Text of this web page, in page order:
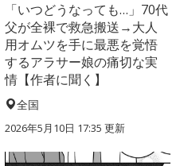
「いつどうなっても…」70代
父が全裸で救急搬送→大人
用オムツを手に最悪を覚悟
するアラサー娘の痛切な実
情【作者に聞く】
全国
2026年5月10日 17:35 更新